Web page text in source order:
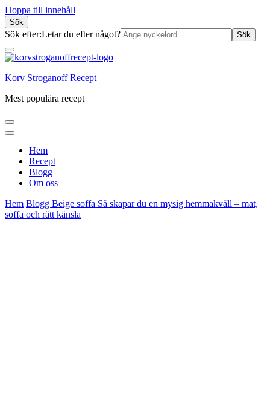
Hoppa till innehåll
Sök
Sök efter:Letar du efter något?
Korv Stroganoff Recept
Mest populära recept
Hem
Recept
Blogg
Om oss
Hem Blogg Beige soffa Så skapar du en mysig hemmakväll – mat,
soffa och rätt känsla